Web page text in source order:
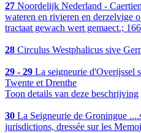
27 Noordelijk Nederland -
wateren en rivieren en derzelvige
tractaat gewach wert gemaect.;
28 Circulus Westphalicus sive
29 - 29 La seigneurie d'Overijssel
Twente et Drenthe
Toon details van deze beschrijving
30 La Seigneurie de Groningue
jurisdictions, dressée sur les